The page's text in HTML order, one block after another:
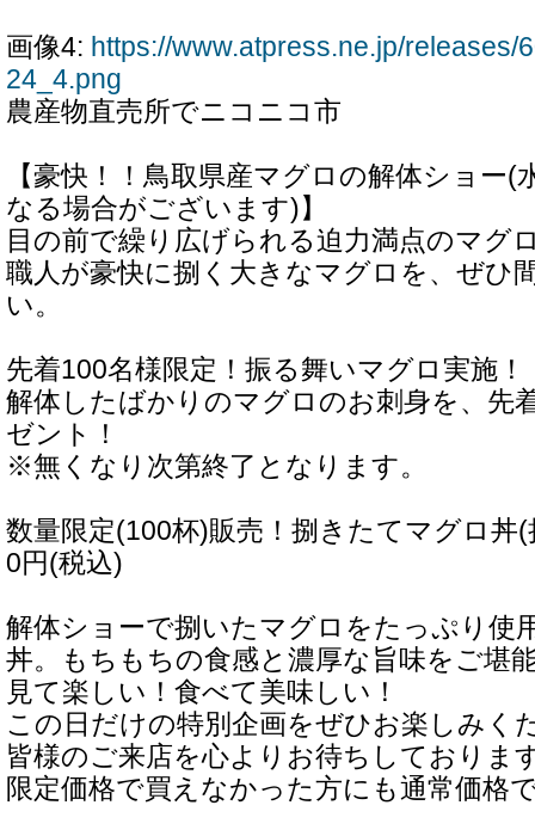
画像4: https://www.atpress.ne.jp/releases/
24_4.png
農産物直売所でニコニコ市
【豪快！！鳥取県産マグロの解体ショー(
なる場合がございます)】
目の前で繰り広げられる迫力満点のマグ
職人が豪快に捌く大きなマグロを、ぜひ
い。
先着100名様限定！振る舞いマグロ実施！
解体したばかりのマグロのお刺身を、先
ゼント！
※無くなり次第終了となります。
数量限定(100杯)販売！捌きたてマグロ丼
0円(税込)
解体ショーで捌いたマグロをたっぷり使
丼。もちもちの食感と濃厚な旨味をご堪
見て楽しい！食べて美味しい！
この日だけの特別企画をぜひお楽しみく
皆様のご来店を心よりお待ちしておりま
限定価格で買えなかった方にも通常価格